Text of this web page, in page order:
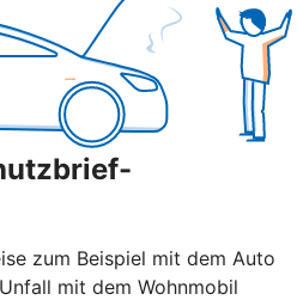
zum Beispiel mit dem Auto
mit dem Wohnmobil